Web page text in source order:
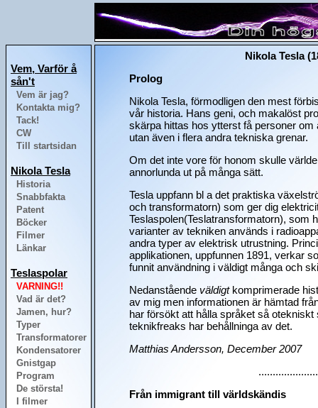
Vem, Varför å
sån't
Vem är jag?
Kontakta mig?
Tack!
CW
Till startsidan
Nikola Tesla
Historia
Snabbfakta
Patent
Böcker
Filmer
Länkar
Teslaspolar
VARNING!!
Vad är det?
Jamen, hur?
Typer
Transformatorer
Kondensatorer
Gnistgap
Program
De största!
I filmer
Nikola Tesla
Prolog
Nikola Tesla, förmodligen den mest
vår historia. Hans geni, och makalöst
skärpa hittas hos ytterst få personer om
utan även i flera andra tekniska grenar.
Om det inte vore för honom skulle
annorlunda ut på många sätt.
Tesla uppfann bl a det praktiska
och transformatorn) som ger dig
Teslaspolen(Teslatransformatorn), som
varianter av tekniken används i
andra typer av elektrisk utrustning.
applikationen, uppfunnen 1891, verkar
funnit användning i väldigt många och
Nedanstående väldigtkomprimerade
av mig men informationen är hämtad
har försökt att hålla språket så
teknikfreaks har behållninga av det.
Matthias Andersson, December 2007
Från immigrant till världskändis